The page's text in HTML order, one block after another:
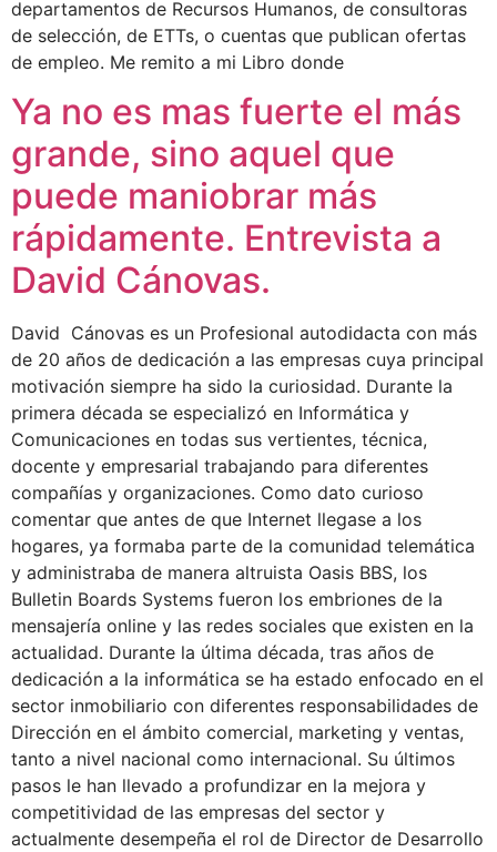
departamentos de Recursos Humanos, de consultoras
de selección, de ETTs, o cuentas que publican ofertas
de empleo. Me remito a mi Libro donde
Ya no es mas fuerte el más
grande, sino aquel que
puede maniobrar más
rápidamente. Entrevista a
David Cánovas.
David Cánovas es un Profesional autodidacta con más
de 20 años de dedicación a las empresas cuya principal
motivación siempre ha sido la curiosidad. Durante la
primera década se especializó en Informática y
Comunicaciones en todas sus vertientes, técnica,
docente y empresarial trabajando para diferentes
compañías y organizaciones. Como dato curioso
comentar que antes de que Internet llegase a los
hogares, ya formaba parte de la comunidad telemática
y administraba de manera altruista Oasis BBS, los
Bulletin Boards Systems fueron los embriones de la
mensajería online y las redes sociales que existen en la
actualidad. Durante la última década, tras años de
dedicación a la informática se ha estado enfocado en el
sector inmobiliario con diferentes responsabilidades de
Dirección en el ámbito comercial, marketing y ventas,
tanto a nivel nacional como internacional. Su últimos
pasos le han llevado a profundizar en la mejora y
competitividad de las empresas del sector y
actualmente desempeña el rol de Director de Desarrollo